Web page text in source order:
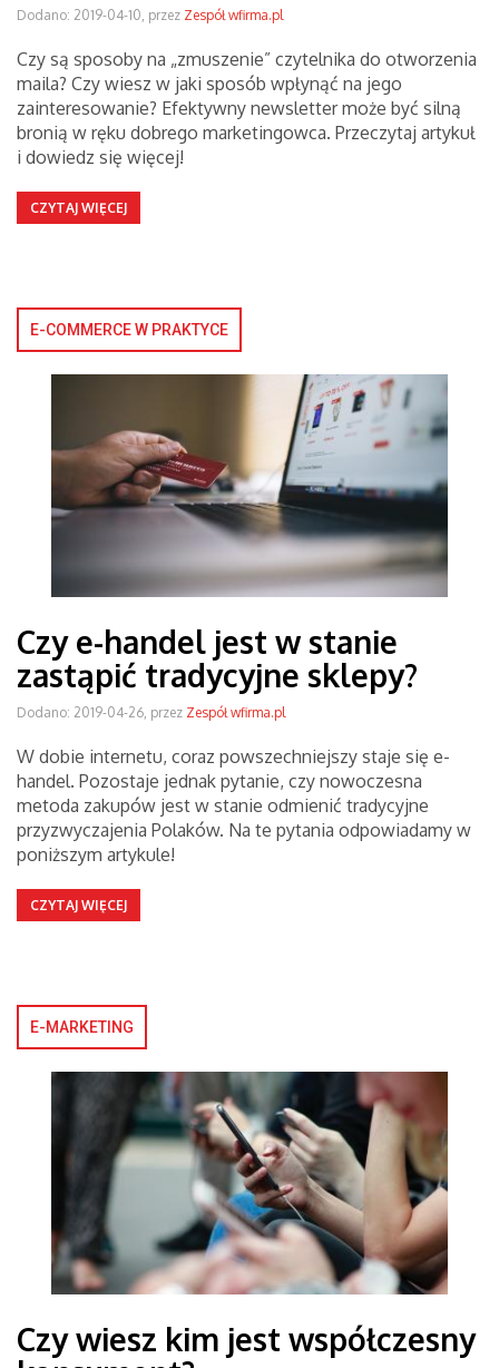
Dodano: 2019-04-10, przez Zespół wfirma.pl
Czy są sposoby na „zmuszenie” czytelnika do otworzenia
maila? Czy wiesz w jaki sposób wpłynąć na jego
zainteresowanie? Efektywny newsletter może być silną
bronią w ręku dobrego marketingowca. Przeczytaj artykuł
i dowiedz się więcej!
CZYTAJ WIĘCEJ
E-COMMERCE W PRAKTYCE
Czy e-handel jest w stanie
zastąpić tradycyjne sklepy?
Dodano: 2019-04-26, przez Zespół wfirma.pl
W dobie internetu, coraz powszechniejszy staje się e-
handel. Pozostaje jednak pytanie, czy nowoczesna
metoda zakupów jest w stanie odmienić tradycyjne
przyzwyczajenia Polaków. Na te pytania odpowiadamy w
poniższym artykule!
CZYTAJ WIĘCEJ
E-MARKETING
Czy wiesz kim jest współczesny